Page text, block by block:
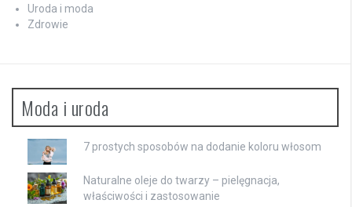
Uroda i moda
Zdrowie
Moda i uroda
7 prostych sposobów na dodanie koloru włosom
Naturalne oleje do twarzy – pielęgnacja,
właściwości i zastosowanie